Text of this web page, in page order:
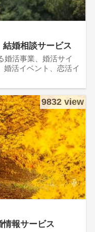
結婚相談サービス
婚活事業、婚活サイ
婚活イベント、恋活イ
9832 view
情報サービス